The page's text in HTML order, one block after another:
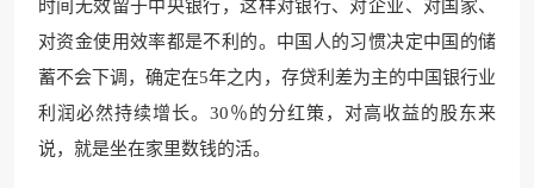
时间无效留于中央银行，这样对银行、对企业、对国家、
对资金使用效率都是不利的。中国人的习惯决定中国的储
蓄不会下调，确定在5年之内，存贷利差为主的中国银行业
利润必然持续增长。30％的分红策，对高收益的股东来
说，就是坐在家里数钱的活。